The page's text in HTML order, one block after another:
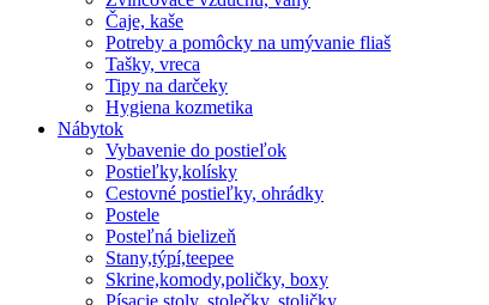
Čaje, kaše
Potreby a pomôcky na umývanie fliaš
Tašky, vreca
Tipy na darčeky
Hygiena kozmetika
Nábytok
Vybavenie do postieľok
Postieľky,kolísky
Cestovné postieľky, ohrádky
Postele
Posteľná bielizeň
Stany,týpí,teepee
Skrine,komody,poličky, boxy
Písacie stoly, stolečky, stoličky